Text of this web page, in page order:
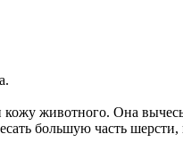
животного. Она
большую часть